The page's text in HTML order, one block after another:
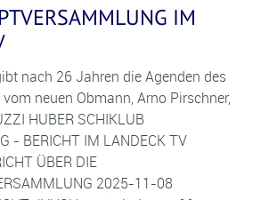
IM
nach 26 Jahren die Agenden des
neuen Obmann, Arno Pirschner,
HUBER SCHIKLUB
- BERICHT IM LANDECK TV
ÜBER DIE
2025-11-08